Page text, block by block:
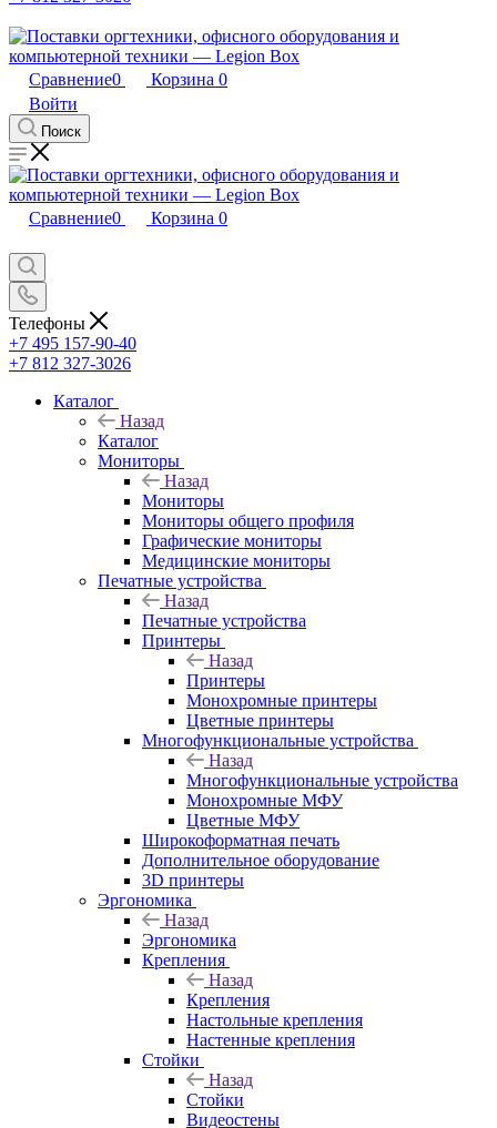
Сравнение0 Корзина 0
Войти
Поиск
Сравнение0 Корзина 0
Телефоны
+7 495 157-90-40
+7 812 327-3026
Каталог
Назад
Каталог
Мониторы
Назад
Мониторы
Мониторы общего профиля
Графические мониторы
Медицинские мониторы
Печатные устройства
Назад
Печатные устройства
Принтеры
Назад
Принтеры
Моноxромныe принтеры
Цвeтныe принтеры
Многофункциональные устройства
Назад
Многофункциональные устройства
Монохромные МФУ
Цветные МФУ
Широкоформатная печать
Дополнительное оборудование
3D принтеры
Эргономика
Назад
Эргономика
Крепления
Назад
Крепления
Настольные крепления
Настенные крепления
Стойки
Назад
Стойки
Видеостены